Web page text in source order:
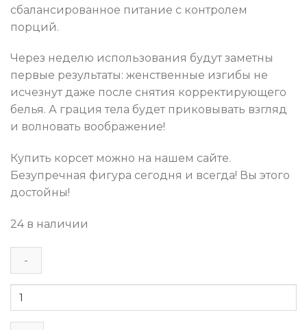
сбалансированное питание с контролем
порций.
Через неделю использования будут заметны
первые результаты: женственные изгибы не
исчезнут даже после снятия корректирующего
белья. А грация тела будет приковывать взгляд
и волновать воображение!
Купить корсет можно на нашем сайте.
Безупречная фигура сегодня и всегда! Вы этого
достойны!
24 в наличии
Количество
Корректирующий